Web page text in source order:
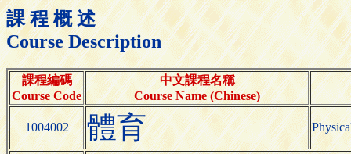
課 程 概 述
Course Description
課程編碼
Course Code
中文課程名稱
Course Name (Chinese)
1004002 體育